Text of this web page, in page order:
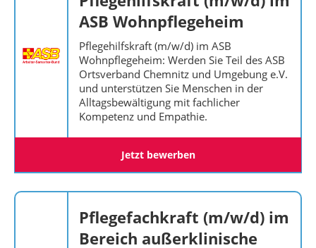
ASB Wohnpflegeheim
Pflegehilfskraft (m/w/d) im ASB
Wohnpflegeheim: Werden Sie Teil des ASB
Ortsverband Chemnitz und Umgebung e.V.
und unterstützen Sie Menschen in der
Alltagsbewältigung mit fachlicher
Kompetenz und Empathie.
Jetzt bewerben
Pflegefachkraft (m/w/d) im
Bereich außerklinische